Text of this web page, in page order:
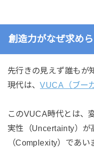
創造力がなぜ求め
先行きの見えず誰もが
現代は、VUCA（ブー
このVUCA時代とは、
実性（Uncertainty）が
（Complexity）であ